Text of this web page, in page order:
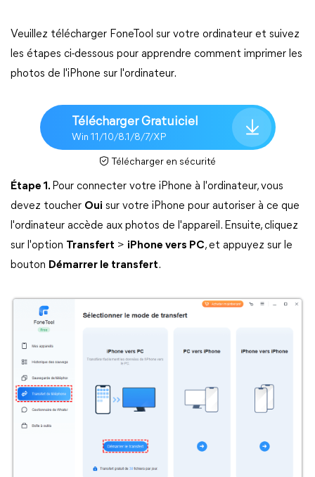
Veuillez télécharger FoneTool sur votre ordinateur et suivez
les étapes ci-dessous pour apprendre comment imprimer les
photos de l'iPhone sur l'ordinateur.
Télécharger Gratuiciel
Win 11/10/8.1/8/7/XP
Télécharger en sécurité
Étape 1. Pour connecter votre iPhone à l'ordinateur, vous
devez toucher Oui sur votre iPhone pour autoriser à ce que
l'ordinateur accède aux photos de l'appareil. Ensuite, cliquez
sur l'option Transfert > iPhone vers PC, et appuyez sur le
bouton Démarrer le transfert.